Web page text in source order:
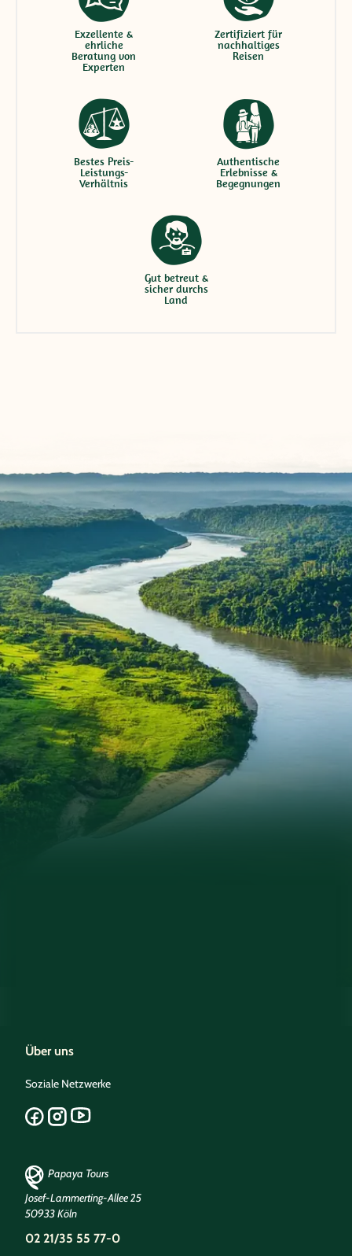
Exzellente &
ehrliche
Beratung von
Experten
Zertifiziert für
nachhaltiges
Reisen
Bestes Preis-
Leistungs-
Verhältnis
Authentische
Erlebnisse &
Begegnungen
Gut betreut &
sicher durchs
Land
Über uns
Soziale Netzwerke
Papaya Tours
Josef-Lammerting-Allee 25
50933 Köln
02 21/35 55 77-0